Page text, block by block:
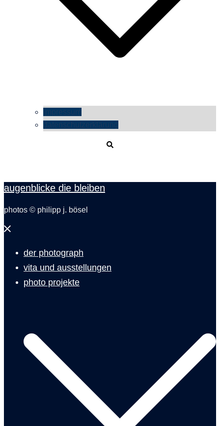
impressum
datenschutzerklärung
augenblicke die bleiben
photos © philipp j. bösel
Menü
der photograph
vita und ausstellungen
photo projekte